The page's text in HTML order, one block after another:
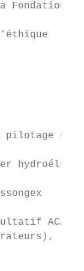
Fondation
du
ACAD